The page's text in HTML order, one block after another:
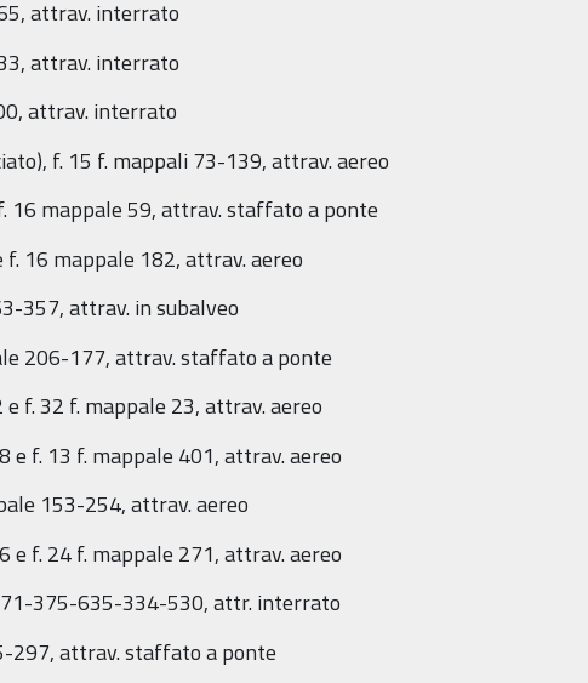
attrav. interrato
attrav. interrato
attrav. interrato
f. 15 f. mappali 73-139, attrav. aereo
16 mappale 59, attrav. staffato a ponte
16 mappale 182, attrav. aereo
357, attrav. in subalveo
206-177, attrav. staffato a ponte
f. 32 f. mappale 23, attrav. aereo
e f. 13 f. mappale 401, attrav. aereo
153-254, attrav. aereo
e f. 24 f. mappale 271, attrav. aereo
375-635-334-530, attr. interrato
297, attrav. staffato a ponte